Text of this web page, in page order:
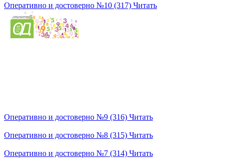
Оперативно и достоверно №10 (317) Читать
Оперативно и достоверно №9 (316) Читать
Оперативно и достоверно №8 (315) Читать
Оперативно и достоверно №7 (314) Читать